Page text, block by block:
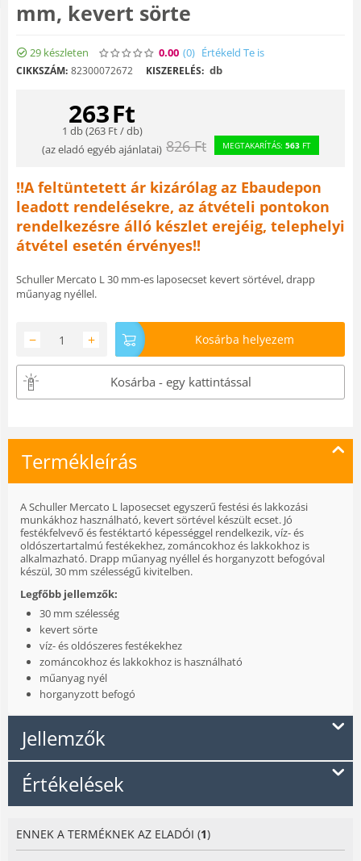
mm, kevert sörte
29 készleten 0.00 (0) Értékeld Te is
CIKKSZÁM: 82300072672 KISZERELÉS: db
263Ft
1 db (263Ft/ db)
(az eladó egyéb ajánlatai) 826 Ft MEGTAKARÍTÁS: 563 FT
!!A feltüntetett ár kizárólag az Ebaudepon
leadott rendelésekre, az átvételi pontokon
rendelkezésre álló készlet erejéig, telephelyi
átvétel esetén érvényes!!
Schuller Mercato L 30 mm-es laposecset kevert sörtével, drapp
műanyag nyéllel.
+
− Kosárba helyezem
Kosárba - egy kattintással
Termékleírás
A Schuller Mercato L laposecset egyszerű festési és lakkozási
munkákhoz használható, kevert sörtével készült ecset. Jó
festékfelvevő és festéktartó képességgel rendelkezik, víz- és
oldószertartalmú festékekhez, zománcokhoz és lakkokhoz is
alkalmazható. Drapp műanyag nyéllel és horganyzott befogóval
készül, 30 mm szélességű kivitelben.
Legfőbb jellemzők:
30 mm szélesség
kevert sörte
víz- és oldószeres festékekhez
zománcokhoz és lakkokhoz is használható
műanyag nyél
horganyzott befogó
Jellemzők
Értékelések
ENNEK A TERMÉKNEK AZ ELADÓI (1)